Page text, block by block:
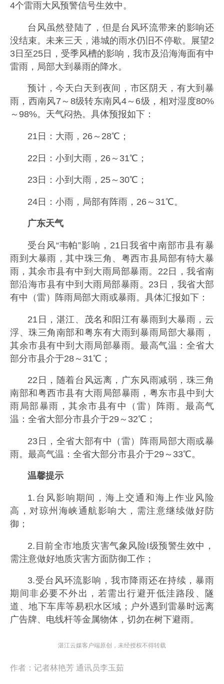
4个雷雨大风预警信号生效中。
台风虽然登陆了，但是台风环流带来的影响还
没结束。未来三天，港城的雨水仍旧不停歇。展望2
3日至25日，受季风槽的影响，我市及沿海海面有中
雷雨，局部大到暴雨的降水。
预计，今天白天到夜间，市区阴天，有大到暴
雨，西南风7～8级转东南风4～6级，相对湿度80%
～98%。天气闷热。具体预报如下：
21日：大雨，26～28℃；
22日：小到大雨，26～31℃；
23日：小到大雨，25～30℃；
24日：小雨，局部有阵雨，26～31℃。
广东天气
受台风“韦帕”影响，21日我省中南部市县有暴
雨到大暴雨，其中珠三角、粤西市县局部有特大暴
雨，其余市县有中到大雨局部暴雨。22日，我省南
部沿海市县有中到大雨局部暴雨。23日，我省大部
有中（雷）阵雨局部大雨或暴雨。具体汇报如下：
21日，湛江、茂名和阳江有暴雨到大暴雨，云
浮、珠三角南部和粤东有大雨到暴雨局部大暴雨，
其余市县有中到大雨局部暴雨。最高气温：全省大
部分市县介于28～31℃；
22日，随着台风远离，广东风雨减弱，珠三角
南部和粤西市县有大雨局部暴雨，粤东市县中到大
雨局部暴雨，其余市县有中（雷）阵雨。最高气
温：全省大部分市县介于29～32℃；
23日，全省大部有中（雷）阵雨局部大雨或暴
雨。最高气温：全省大部分市县介于29～33℃。
温馨提示
1.台风影响期间，海上交通和海上作业风险
高，对琼州海峡通航影响大，需注意继续做好防
御；
2.目前全市地质灾害气象风险I级预警生效中，
需注意做好地质灾害方面防御工作；
3.受台风环流影响，我市降雨还在持续，暴雨
期间非必要不外出，若需出行避开低洼路段、隧
道、地下车库等易积水区域；户外遇到雷暴时远离
广告牌、电线杆等金属物体，切勿在树下避雨。
湛江云媒客户端原创，未经授权不得转载
作者： 记者林艳芳 通讯员李玉茹